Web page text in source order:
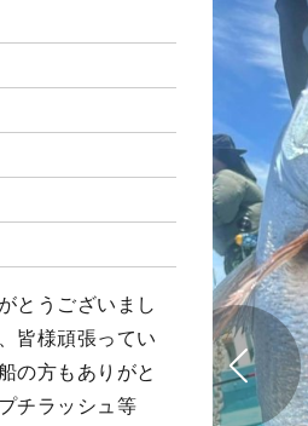
とうございまし
皆様頑張ってい
の方もありがと
チラッシュ等